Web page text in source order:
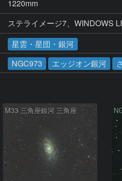
1220mm
ステライメージ7、WINDOWS
星雲・星団・銀河
NGC973 エッジオン銀河
M33 三角座銀河 三角座